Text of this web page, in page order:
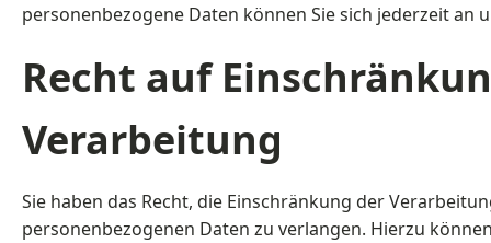
personenbezogene Daten können Sie sich jederzeit an
Recht auf
Verarbeitung
Sie haben das Recht, die Einschränkung der
personenbezogenen Daten zu verlangen. Hierzu